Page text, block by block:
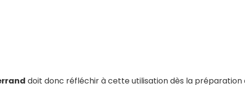
doit donc réfléchir à cette utilisation dès la préparation